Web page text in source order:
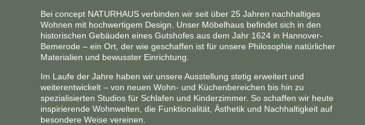
Bei concept NATURHAUS verbinden wir seit über 25 Jahren nachhaltiges
Wohnen mit hochwertigem Design. Unser Möbelhaus befindet sich in den
historischen Gebäuden eines Gutshofes aus dem Jahr 1624 in Hannover-
Bemerode – ein Ort, der wie geschaffen ist für unsere Philosophie natürlicher
Materialien und bewusster Einrichtung.
Im Laufe der Jahre haben wir unsere Ausstellung stetig erweitert und
weiterentwickelt – von neuen Wohn- und Küchenbereichen bis hin zu
spezialisierten Studios für Schlafen und Kinderzimmer. So schaffen wir heute
inspirierende Wohnwelten, die Funktionalität, Ästhetik und Nachhaltigkeit auf
besondere Weise vereinen.